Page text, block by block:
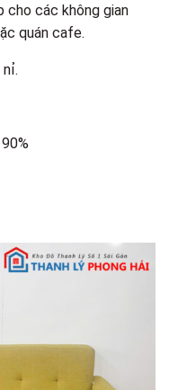
cho các không gian
quán cafe.